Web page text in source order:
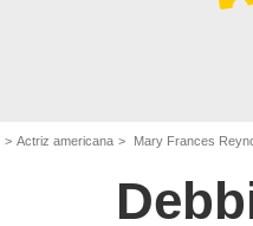
Actriz americana Mary Frances